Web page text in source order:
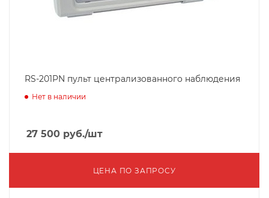
RS-201PN пульт централизованного наблюдения
Нет в наличии
27 500 руб./шт
ЦЕНА ПО ЗАПРОСУ